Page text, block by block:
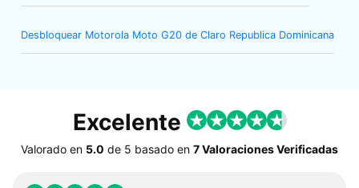
Desbloquear Motorola Moto G20 de Claro Republica Dominicana
Excelente
Valorado en 5.0 de 5 basado en 7 Valoraciones Verificadas